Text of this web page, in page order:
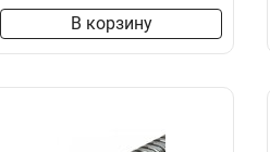
В корзину